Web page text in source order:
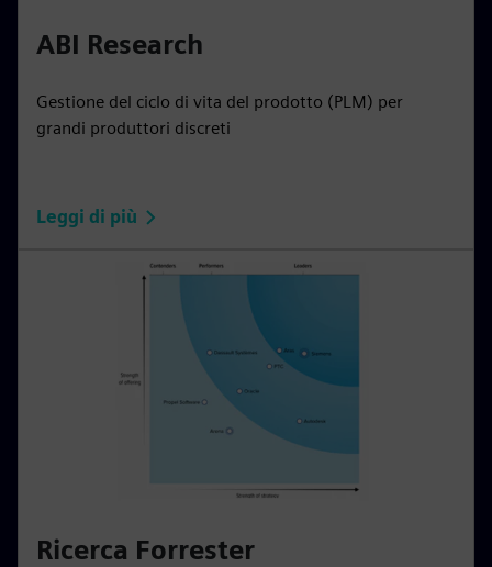
ABI Research
Gestione del ciclo di vita del prodotto (PLM) per
grandi produttori discreti
Leggi di più
Ricerca Forrester